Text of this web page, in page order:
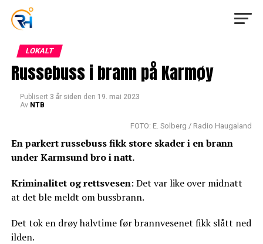
LOKALT
Russebuss i brann på Karmøy
Publisert 3 år siden den 19. mai 2023
Av NTB
FOTO: E. Solberg / Radio Haugaland
En parkert russebuss fikk store skader i en brann
under Karmsund bro i natt.
Kriminalitet og rettsvesen: Det var like over midnatt
at det ble meldt om bussbrann.
Det tok en drøy halvtime før brannvesenet fikk slått ned
ilden.